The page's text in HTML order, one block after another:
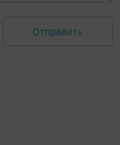
Отправить